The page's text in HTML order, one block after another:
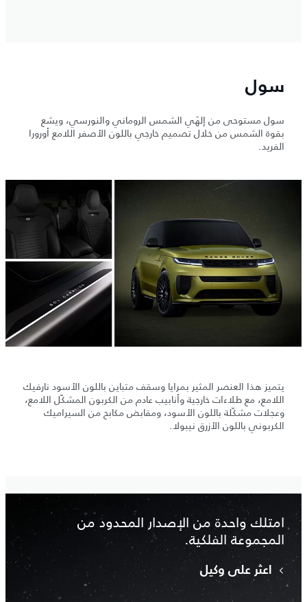
سول
سول مستوحى من إلهَي الشمس الروماني والنورسي، ويشع
بقوة الشمس من خلال تصميم خارجي باللون الأصفر اللامع أورورا
الفريد.
يتميز هذا العنصر المثير بمرايا وسقف متباين باللون الأسود نارفيك
اللامع، مع طلاءات خارجية وأنابيب عادم من الكربون المشكّل اللامع،
وعجلات مشكّلة باللون الأسود، ومقابض مكابح من السيراميك
الكربوني باللون الأزرق نيبولا.
امتلك واحدة من الإصدار المحدود من
المجموعة الفلكية.
اعثر على وكيل